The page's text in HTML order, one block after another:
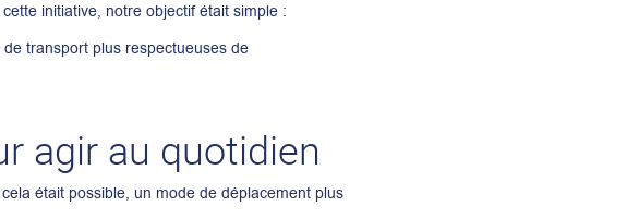
initiative, notre objectif était simple :
transport plus respectueuses de
agir au quotidien
était possible, un mode de déplacement plus